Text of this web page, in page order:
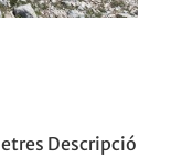
Descripció